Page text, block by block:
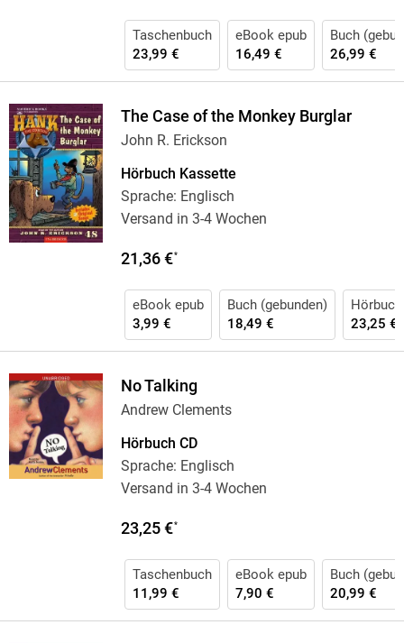
Taschenbuch
23,99 €
eBook epub
16,49 €
Buch
26,99 €
The Case of the Monkey Burglar
John R. Erickson
Hörbuch Kassette
Sprache: Englisch
Versand in 3-4 Wochen
21,36 €*
eBook epub
3,99 €
Buch (gebunden)
18,49 €
23,25 €
No Talking
Andrew Clements
Hörbuch CD
Sprache: Englisch
Versand in 3-4 Wochen
23,25 €*
Taschenbuch
11,99 €
eBook epub
7,90 €
Buch
20,99 €